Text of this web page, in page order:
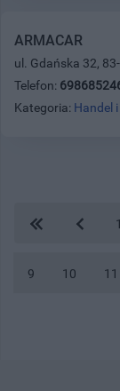
ARMACAR
ul. Gdańska 32,
Telefon:
Kategoria: Handel i
1
9 10 11